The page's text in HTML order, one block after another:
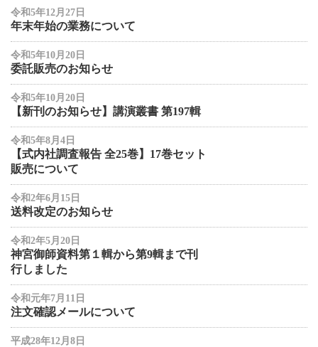
令和5年12月27日
年末年始の業務について
令和5年10月20日
委託販売のお知らせ
令和5年10月20日
【新刊のお知らせ】講演叢書 第197輯
令和5年8月4日
【式内社調査報告 全25巻】17巻セット
販売について
令和2年6月15日
送料改定のお知らせ
令和2年5月20日
神宮御師資料第１輯から第9輯まで刊
行しました
令和元年7月11日
注文確認メールについて
平成28年12月8日